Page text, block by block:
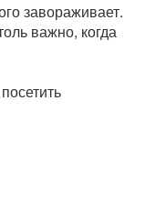
завораживает.
важно, когда